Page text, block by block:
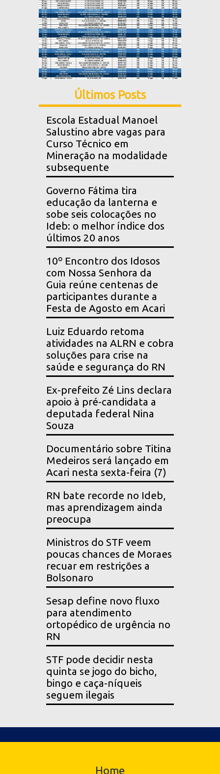
Últimos Posts
Escola Estadual Manoel
Salustino abre vagas para
Curso Técnico em
Mineração na modalidade
subsequente
Governo Fátima tira
educação da lanterna e
sobe seis colocações no
Ideb: o melhor índice dos
últimos 20 anos
10º Encontro dos Idosos
com Nossa Senhora da
Guia reúne centenas de
participantes durante a
Festa de Agosto em Acari
Luiz Eduardo retoma
atividades na ALRN e cobra
soluções para crise na
saúde e segurança do RN
Ex-prefeito Zé Lins declara
apoio à pré-candidata a
deputada federal Nina
Souza
Documentário sobre Titina
Medeiros será lançado em
Acari nesta sexta-feira (7)
RN bate recorde no Ideb,
mas aprendizagem ainda
preocupa
Ministros do STF veem
poucas chances de Moraes
recuar em restrições a
Bolsonaro
Sesap define novo fluxo
para atendimento
ortopédico de urgência no
RN
STF pode decidir nesta
quinta se jogo do bicho,
bingo e caça-níqueis
seguem ilegais
Home